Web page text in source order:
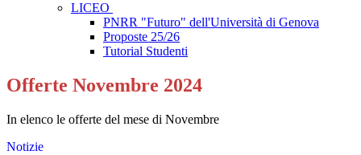
LICEO
PNRR "Futuro" dell'Università di Genova
Proposte 25/26
Tutorial Studenti
Offerte Novembre 2024
In elenco le offerte del mese di Novembre
Notizie